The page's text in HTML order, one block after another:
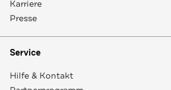
Karriere
Presse
Service
Hilfe & Kontakt